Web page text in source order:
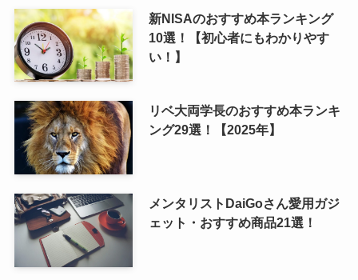
新NISAのおすすめ本ランキング
10選！【初心者にもわかりやす
い！】
リベ大両学長のおすすめ本ランキ
ング29選！【2025年】
メンタリストDaiGoさん愛用ガジ
ェット・おすすめ商品21選！